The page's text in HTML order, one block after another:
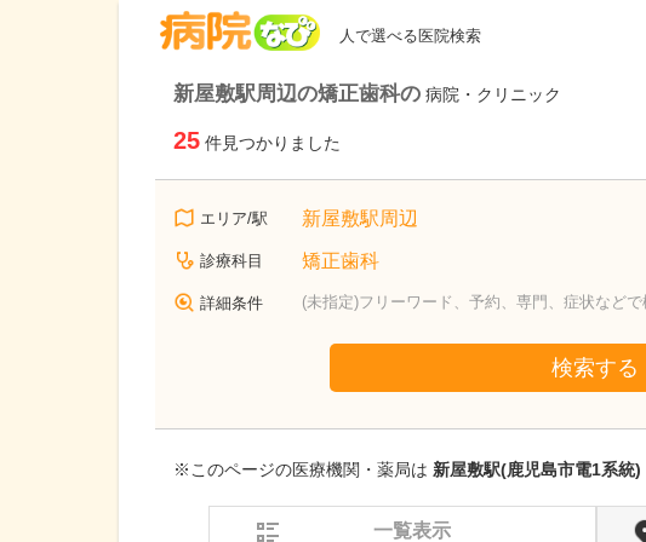
人で選べる医院検索
新屋敷駅周辺の矯正歯科の 病院・クリニック
25 件見つかりました
エリア/駅 新屋敷駅周辺
診療科目 矯正歯科
詳細条件 (未指定)フリーワード、予約、専門、症状など
検索する
※このページの医療機関・薬局は 新屋敷駅(鹿児島市電1系統)
一覧表示